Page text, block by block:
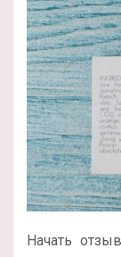
Начать